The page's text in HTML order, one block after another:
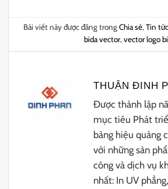
Bài viết này được đăng trongChia sẻ,Tin tức
bida vector,vector logo
THUẬN ĐINH
Được thành lập
mục tiêu Phát
bảng hiệu quảng
với những sản
công và dịch vụ
nhất: In UV